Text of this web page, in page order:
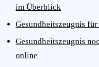
im Überblick
Gesundheitszeugnis
Gesundheitszeugnis
online